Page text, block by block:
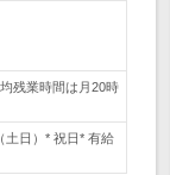
残業時間は月20時
日）* 祝日* 有給